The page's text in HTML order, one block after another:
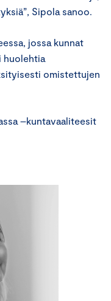
Sipola sanoo.
jossa kunnat
huolehtia
omistettujen
–kuntavaaliteesit